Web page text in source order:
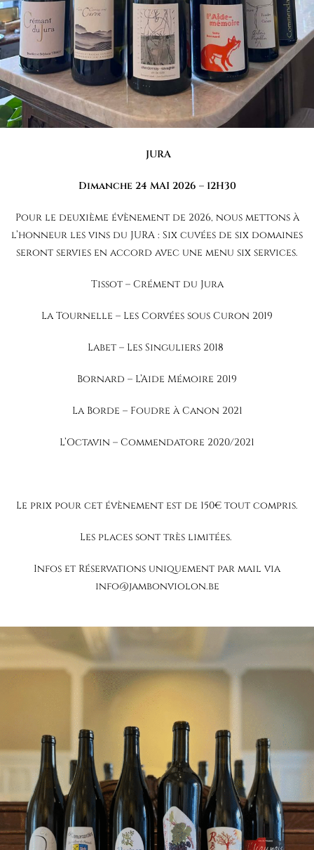
JURA
Dimanche 24 MAI 2026 – 12H30
Pour le deuxième évènement de 2026, nous mettons à
l’honneur les vins du JURA : Six cuvées de six domaines
seront servies en accord avec une menu six services.
Tissot – Crément du Jura
La Tournelle – Les Corvées sous Curon 2019
Labet – Les Singuliers 2018
Bornard – L’Aide Mémoire 2019
La Borde – Foudre à Canon 2021
L’Octavin – Commendatore 2020/2021
Le prix pour cet évènement est de 150€ tout compris.
Les places sont très limitées.
Infos et Réservations uniquement par mail via
info@jambonviolon.be